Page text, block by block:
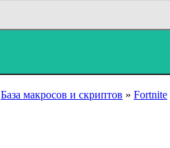
База макросов и скриптов » Fortnite